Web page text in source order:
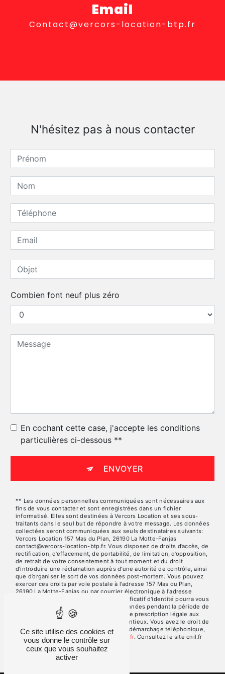
Email
contact@vercors-location-btp.fr
N'hésitez pas à nous contacter
Combien font neuf plus zéro
En cochant cette case, j'accepte les conditions
particulières ci-dessous **
ENVOYER
** Les données personnelles communiquées sont nécessaires aux
fins de vous contacter et sont enregistrées dans un fichier
informatisé. Elles sont destinées à Vercors Location et ses sous-
traitants dans le seul but de répondre à votre message. Les données
collectées seront communiquées aux seuls destinataires suivants:
Vercors Location 157 Mas du Plan, 26190 La Motte-Fanjas
contact@vercors-location-btp.fr. Vous disposez de droits d’accès, de
rectification, d’effacement, de portabilité, de limitation, d’opposition,
de retrait de votre consentement à tout moment et du droit
d’introduire une réclamation auprès d’une autorité de contrôle, ainsi
que d’organiser le sort de vos données post-mortem. Vous pouvez
exercer ces droits par voie postale à l'adresse 157 Mas du Plan,
26190 La Motte-Fanjas ou par courrier électronique à l'adresse
contact@vercors-location-btp.fr. Un justificatif d'identité pourra vous
être demandé. Nous conservons vos données pendant la période de
prise de contact puis pendant la durée de prescription légale aux
fins probatoires et de gestion des contentieux. Vous avez le droit de
vous inscrire sur la liste d'opposition au démarchage téléphonique,
disponible à cette adresse: Bloctel.gouv.fr. Consultez le site cnil.fr
pour plus d’informations sur vos droits.
Ce site utilise des cookies et
vous donne le contrôle sur
ceux que vous souhaitez
activer